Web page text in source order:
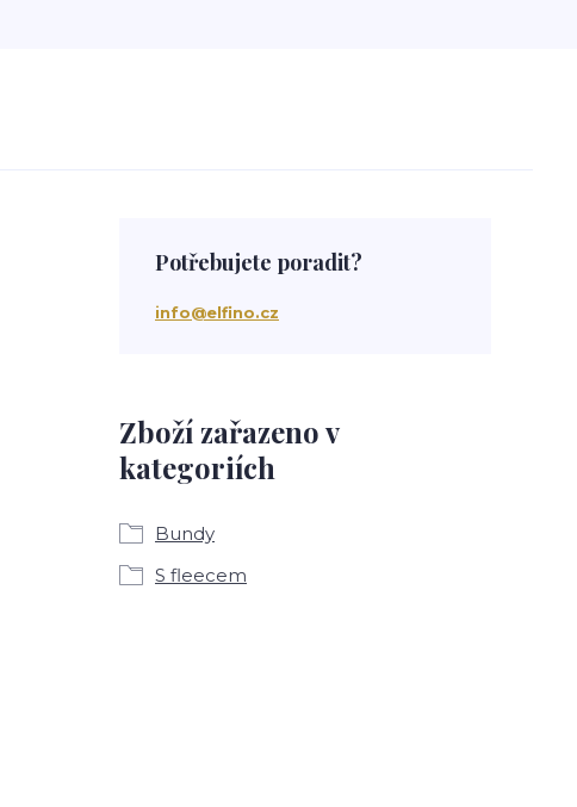
Zboží zařazeno v
kategoriích
Bundy
S fleecem
Potřebujete poradit?
info@elfino.cz